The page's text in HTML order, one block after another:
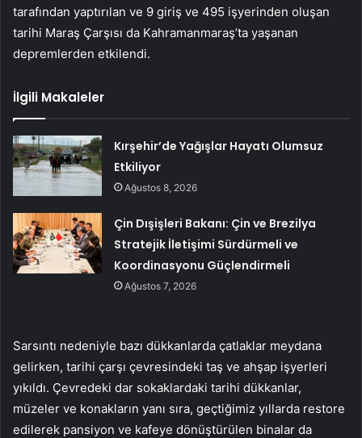
tarafından yaptırılan ve 9 giriş ve 495 işyerinden oluşan
tarihi Maraş Çarşısı da Kahramanmaraş’ta yaşanan
depremlerden etkilendi.
İlgili Makaleler
Kırşehir’de Yağışlar Hayatı Olumsuz
Etkiliyor
Ağustos 8, 2026
Çin Dışişleri Bakanı: Çin ve Brezilya
Stratejik İletişimi Sürdürmeli ve
Koordinasyonu Güçlendirmeli
Ağustos 7, 2026
Sarsıntı nedeniyle bazı dükkanlarda çatlaklar meydana
gelirken, tarihi çarşı çevresindeki taş ve ahşap işyerleri
yıkıldı. Çevredeki dar sokaklardaki tarihi dükkanlar,
müzeler ve konakların yanı sıra, geçtiğimiz yıllarda restore
edilerek pansiyon ve kafeye dönüştürülen binalar da